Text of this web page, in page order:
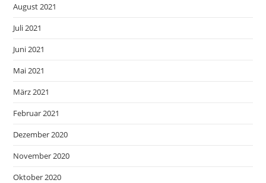
August 2021
Juli 2021
Juni 2021
Mai 2021
März 2021
Februar 2021
Dezember 2020
November 2020
Oktober 2020